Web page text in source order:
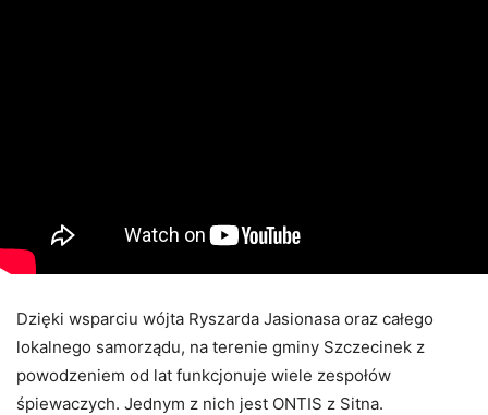
Dzięki wsparciu wójta Ryszarda Jasionasa oraz całego
lokalnego samorządu, na terenie gminy Szczecinek z
powodzeniem od lat funkcjonuje wiele zespołów
śpiewaczych. Jednym z nich jest ONTIS z Sitna.